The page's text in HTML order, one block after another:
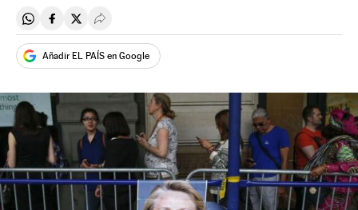
Compartir en Whatsapp
Compartir en Facebook
Compartir en Twitter
Desplegar Redes Sociales
Añadir EL PAÍS en Google